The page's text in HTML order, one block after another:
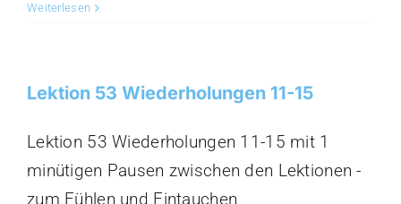
Weiterlesen
Lektion 53 Wiederholungen 11-15
Lektion 53 Wiederholungen 11-15 mit 1
minütigen Pausen zwischen den Lektionen -
zum Fühlen und Eintauchen